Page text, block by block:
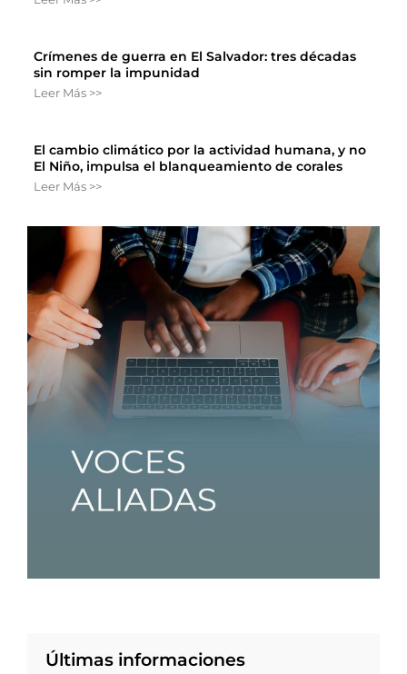
Crímenes de guerra en El Salvador: tres décadas
sin romper la impunidad
Leer Más >>
El cambio climático por la actividad humana, y no
El Niño, impulsa el blanqueamiento de corales
Leer Más >>
Últimas informaciones